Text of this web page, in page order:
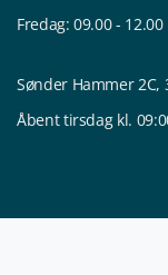
Fredag: 09.00 - 12.00
Sønder Hammer 2C,
Åbent tirsdag kl.